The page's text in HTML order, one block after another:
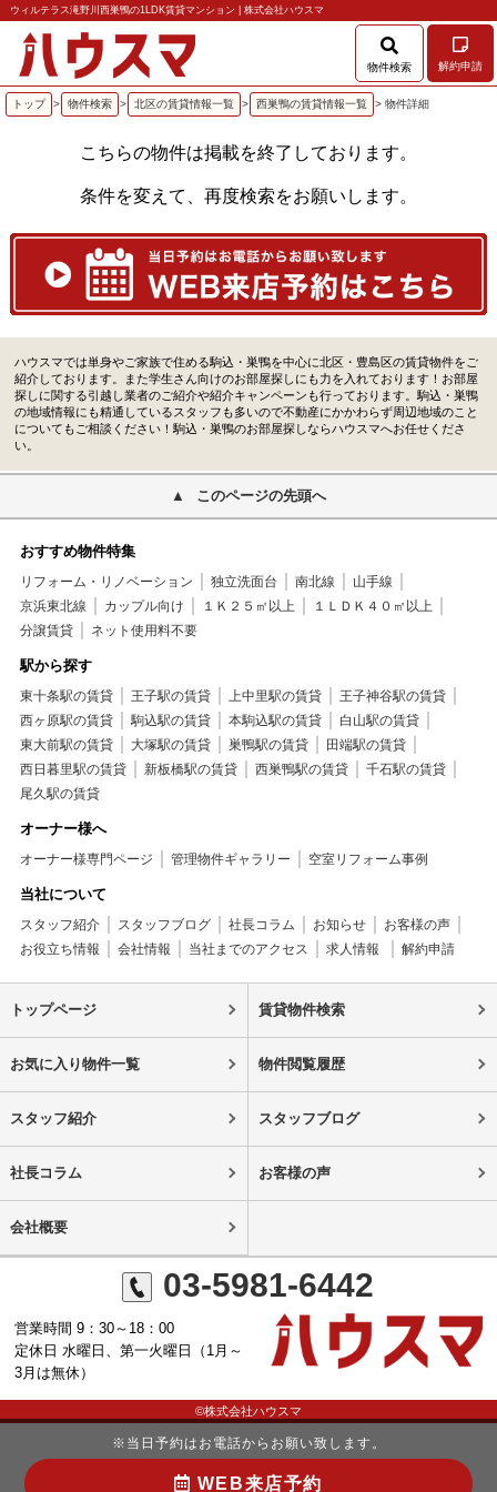
ウィルテラス滝野川西巣鴨の1LDK賃貸マンション | 株式会社ハウスマ
物件検索 解約申請
トップ > 物件検索 > 北区の賃貸情報一覧 > 西巣鴨の賃貸情報一覧 > 物件詳細
こちらの物件は掲載を終了しております。
条件を変えて、再度検索をお願いします。
ハウスマでは単身やご家族で住める駒込・巣鴨を中心に北区・豊島区の賃貸物件をご
紹介しております。また学生さん向けのお部屋探しにも力を入れております！お部屋
探しに関する引越し業者のご紹介や紹介キャンペーンも行っております。駒込・巣鴨
の地域情報にも精通しているスタッフも多いので不動産にかかわらず周辺地域のこと
についてもご相談ください！駒込・巣鴨のお部屋探しならハウスマへお任せくださ
い。
このページの先頭へ
おすすめ物件特集
リフォーム・リノベーション 独立洗面台 南北線
山手線
京浜東北線
カップル向け １Ｋ２５㎡以上
１ＬＤＫ４０㎡以上
分譲賃貸
ネット使用料不要
駅から探す
東十条駅の賃貸 王子駅の賃貸 上中里駅の賃貸
王子神谷駅の賃貸
西ヶ原駅の賃貸
駒込駅の賃貸 本駒込駅の賃貸
白山駅の賃貸
東大前駅の賃貸
大塚駅の賃貸 巣鴨駅の賃貸
田端駅の賃貸
西日暮里駅の賃貸
新板橋駅の賃貸 西巣鴨駅の賃貸
千石駅の賃貸
尾久駅の賃貸
オーナー様へ
オーナー様専門ページ 管理物件ギャラリー 空室リフォーム事例
当社について
スタッフ紹介 スタッフブログ 社長コラム お知らせ
お客様の声
お役立ち情報
会社情報 当社までのアクセス 求人情報 解約申請
トップページ 賃貸物件検索
お気に入り物件一覧 物件閲覧履歴
スタッフ紹介 スタッフブログ
社長コラム お客様の声
会社概要
03-5981-6442
営業時間 9：30～18：00
定休日 水曜日、第一火曜日（1月～
3月は無休）
©株式会社ハウスマ
※当日予約はお電話からお願い致します。
WEB来店予約